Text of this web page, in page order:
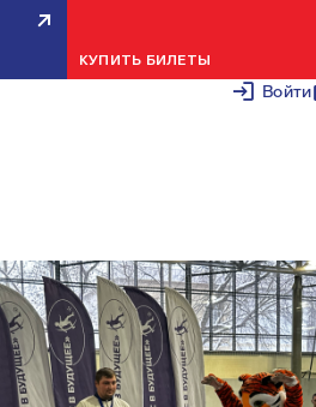
Войти
КУПИТЬ БИЛЕТЫ
ГОДА ЗАНЯЛА 2